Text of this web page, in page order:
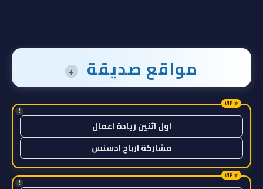
مواقع صديقة +
!
اول اثنين ريادة اعمال
مشاركة ارباح ادسنس
!